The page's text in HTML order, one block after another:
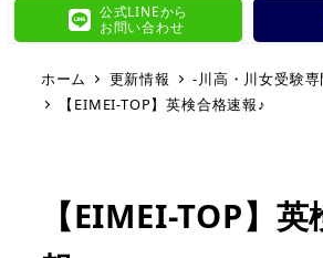
公式LINEから
お問い合わせ
ホーム 更新情報
-川高・川女受験専
【EIMEI-TOP】英検合格速報♪
【EIMEI-TOP】